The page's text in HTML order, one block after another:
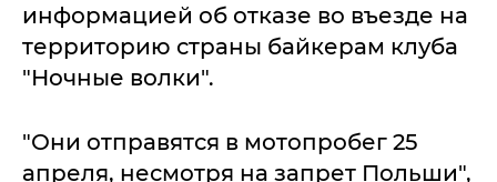
информацией об отказе во въезде на
территорию страны байкерам клуба
"Ночные волки".
"Они отправятся в мотопробег 25
апреля, несмотря на запрет Польши",